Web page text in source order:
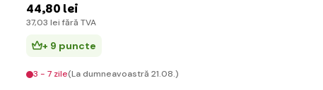
44,80 lei
37,03 lei fără TVA
+ 9 puncte
3 - 7 zile(La dumneavoastră 21.08.)